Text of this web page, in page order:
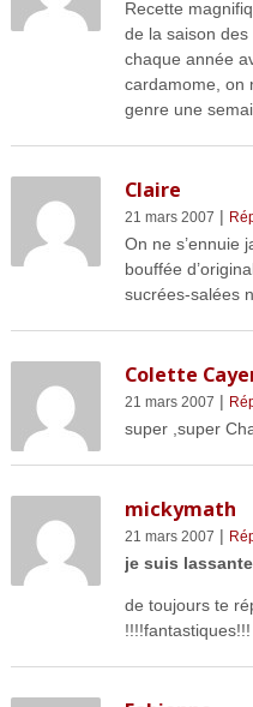
Recette
de la saison des
chaque année
cardamome, on
genre une
Claire
21 mars 2007 |
On ne s’ennuie
bouffée
sucrées-salées
Colette
21 mars 2007 |
super ,super
mickymath
21 mars 2007 |
je suis
de toujours te